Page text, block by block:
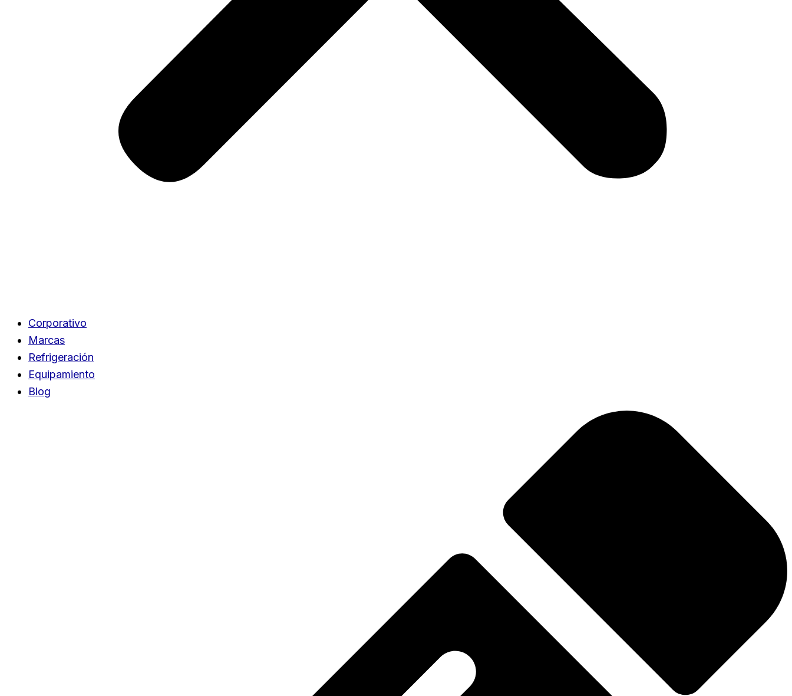
Corporativo
Marcas
Refrigeración
Equipamiento
Blog